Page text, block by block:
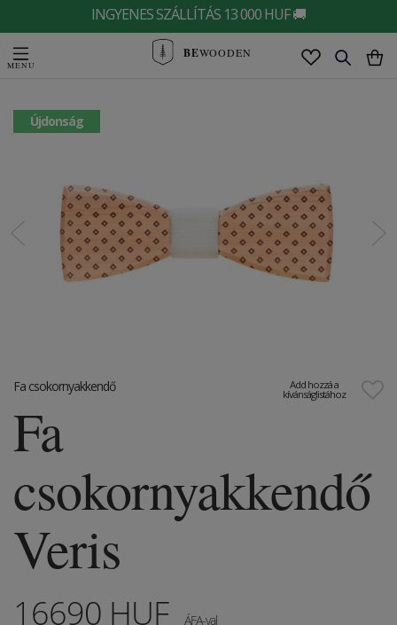
INGYENES SZÁLLÍTÁS 13 000 HUF 🚚
BEWOODEN
Újdonság
Add hozzá a
kívánságlistához
Fa csokornyakkendő
Fa
csokornyakkendő
Veris
16690 HUF ÁFA-val